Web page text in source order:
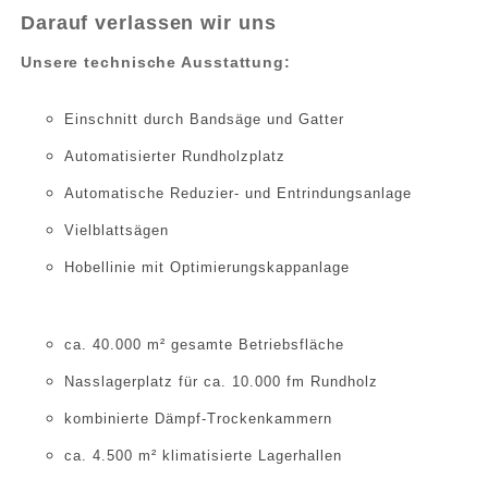
Darauf verlassen wir uns
Unsere technische Ausstattung:
Einschnitt durch Bandsäge und Gatter
Automatisierter Rundholzplatz
Automatische Reduzier- und Entrindungsanlage
Vielblattsägen
Hobellinie mit Optimierungskappanlage
ca. 40.000 m² gesamte Betriebsfläche
Nasslagerplatz für ca. 10.000 fm Rundholz
kombinierte Dämpf-Trockenkammern
ca. 4.500 m² klimatisierte Lagerhallen